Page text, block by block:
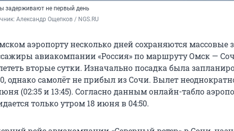
задерживают не первый день
Александр Ощепков / NGS.RU
аэропорту несколько дней сохраняются массовые
авиакомпании «Россия» по маршруту Омск —
вторые сутки. Изначально посадка была
однако самолёт не прибыл из Сочи. Вылет
(02:35 и 13:45). Согласно данным онлайн-табло
только утром 18 июня в 04:50.